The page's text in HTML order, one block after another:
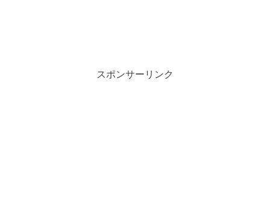
スポンサーリンク